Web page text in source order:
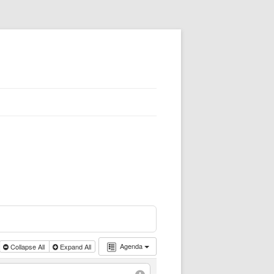
Agenda
Collapse All Expand All